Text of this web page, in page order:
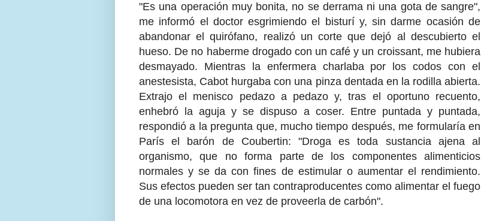
"Es una operación muy bonita, no se derrama ni una gota de sangre",
me informó el doctor esgrimiendo el bisturí y, sin darme ocasión de
abandonar el quirófano, realizó un corte que dejó al descubierto el
hueso. De no haberme drogado con un café y un croissant, me hubiera
desmayado. Mientras la enfermera charlaba por los codos con el
anestesista, Cabot hurgaba con una pinza dentada en la rodilla abierta.
Extrajo el menisco pedazo a pedazo y, tras el oportuno recuento,
enhebró la aguja y se dispuso a coser. Entre puntada y puntada,
respondió a la pregunta que, mucho tiempo después, me formularía en
París el barón de Coubertin: "Droga es toda sustancia ajena al
organismo, que no forma parte de los componentes alimenticios
normales y se da con fines de estimular o aumentar el rendimiento.
Sus efectos pueden ser tan contraproducentes como alimentar el fuego
de una locomotora en vez de proveerla de carbón".